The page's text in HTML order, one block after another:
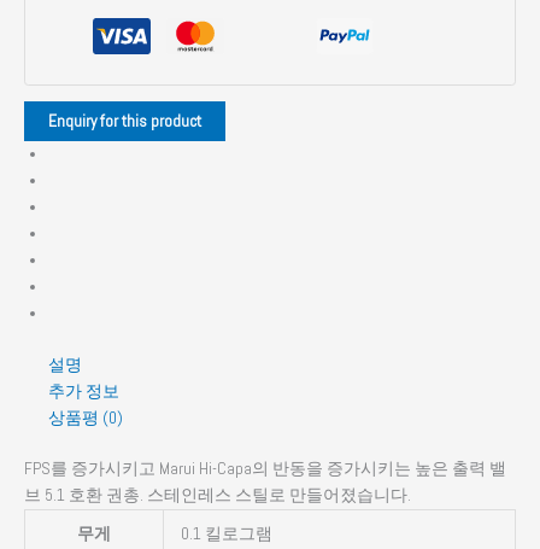
력
브
5.1
수
량
설명
추가 정보
상품평 (0)
FPS를 증가시키고 Marui Hi-Capa의 반동을 증가시키는 높은 출력 밸
브 5.1 호환 권총. 스테인레스 스틸로 만들어졌습니다.
무게
0.1 킬로그램